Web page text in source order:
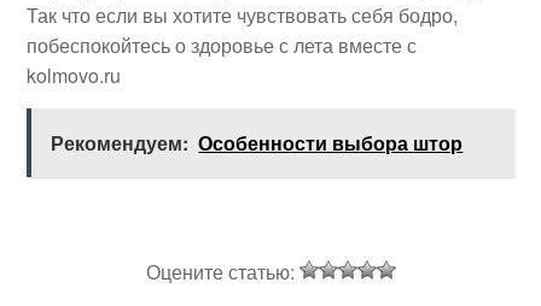
Так что если вы хотите чувствовать себя бодро,
побеспокойтесь о здоровье с лета вместе с
kolmovo.ru
Рекомендуем: Особенности выбора штор
Оцените статью: